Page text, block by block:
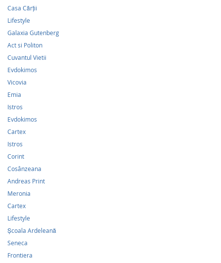
Casa Cărții
Lifestyle
Galaxia Gutenberg
Act si Politon
Cuvantul Vietii
Evdokimos
Vicovia
Emia
Istros
Evdokimos
Cartex
Istros
Corint
Cosânzeana
Andreas Print
Meronia
Cartex
Lifestyle
Școala Ardeleană
Seneca
Frontiera